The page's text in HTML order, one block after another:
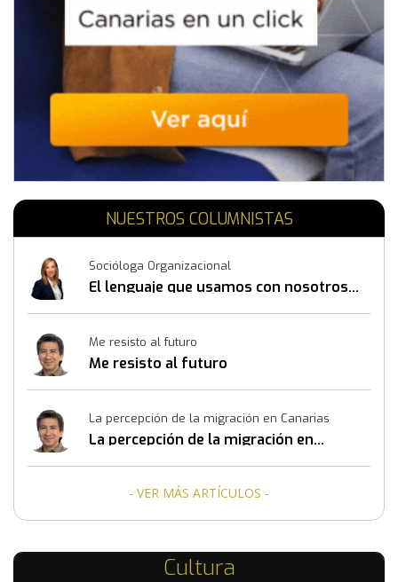
NUESTROS COLUMNISTAS
Socióloga Organizacional
El lenguaje que usamos con nosotros
Me resisto al futuro
Me resisto al futuro
La percepción de la migración en Canarias
La percepción de la migración en
- VER MÁS ARTÍCULOS -
Cultura